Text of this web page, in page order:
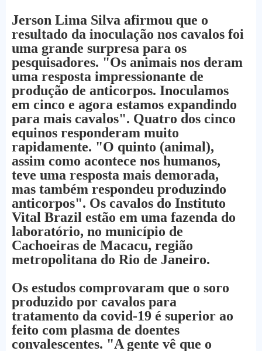
Jerson Lima Silva afirmou que o
resultado da inoculação nos cavalos foi
uma grande surpresa para os
pesquisadores. "Os animais nos deram
uma resposta impressionante de
produção de anticorpos. Inoculamos
em cinco e agora estamos expandindo
para mais cavalos". Quatro dos cinco
equinos responderam muito
rapidamente. "O quinto (animal),
assim como acontece nos humanos,
teve uma resposta mais demorada,
mas também respondeu produzindo
anticorpos". Os cavalos do Instituto
Vital Brazil estão em uma fazenda do
laboratório, no município de
Cachoeiras de Macacu, região
metropolitana do Rio de Janeiro.
Os estudos comprovaram que o soro
produzido por cavalos para
tratamento da covid-19 é superior ao
feito com plasma de doentes
convalescentes. "A gente vê que o